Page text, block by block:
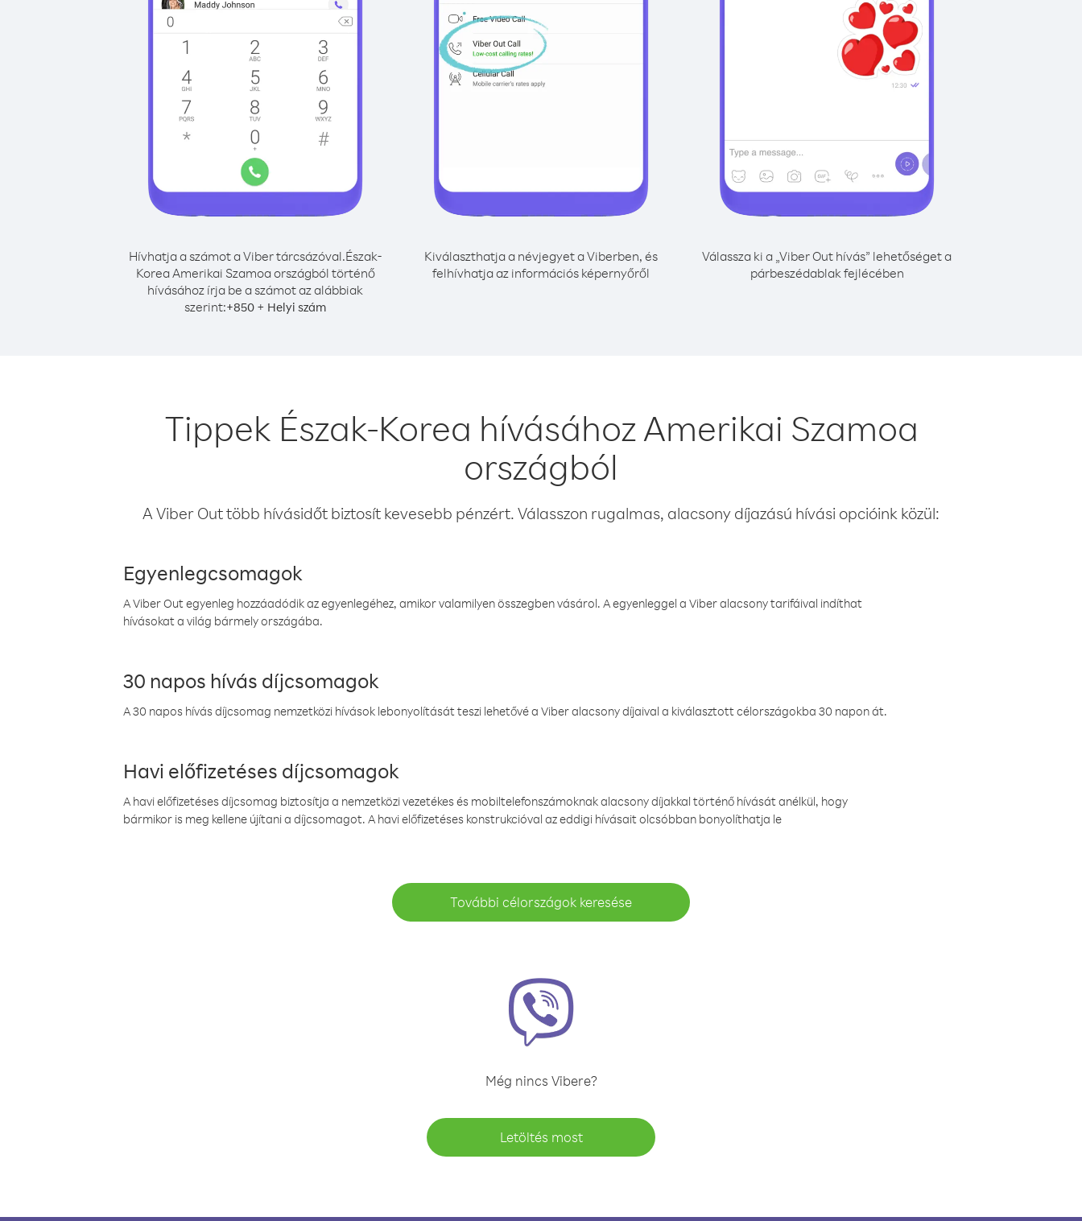
Hívhatja a számot a Viber tárcsázóval.Észak-
Korea Amerikai Szamoa országból történő
hívásához írja be a számot az alábbiak
szerint:+850 + Helyi szám
Kiválaszthatja a névjegyet a Viberben, és
felhívhatja az információs képernyőről
Válassza ki a „Viber Out hívás” lehetőséget a
párbeszédablak fejlécében
Tippek Észak-Korea hívásához Amerikai Szamoa
országból
A Viber Out több hívásidőt biztosít kevesebb pénzért. Válasszon rugalmas, alacsony díjazású hívási opcióink közül:
Egyenlegcsomagok
A Viber Out egyenleg hozzáadódik az egyenlegéhez, amikor valamilyen összegben vásárol. A egyenleggel a Viber alacsony tarifáival indíthat
hívásokat a világ bármely országába.
30 napos hívás díjcsomagok
A 30 napos hívás díjcsomag nemzetközi hívások lebonyolítását teszi lehetővé a Viber alacsony díjaival a kiválasztott célországokba 30 napon át.
Havi előfizetéses díjcsomagok
A havi előfizetéses díjcsomag biztosítja a nemzetközi vezetékes és mobiltelefonszámoknak alacsony díjakkal történő hívását anélkül, hogy
bármikor is meg kellene újítani a díjcsomagot. A havi előfizetéses konstrukcióval az eddigi hívásait olcsóbban bonyolíthatja le
További célországok keresése
Még nincs Vibere?
Letöltés most